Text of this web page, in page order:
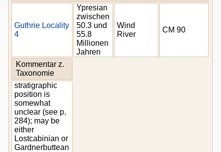
Guthrie Locality
4
Ypresian
zwischen
50.3 und
55.8
Millionen
Jahren
Wind
River
CM 90
Kommentar z.
Taxonomie
stratigraphic
position is
somewhat
unclear (see p.
284); may be
either
Lostcabinian or
Gardnerbuttean